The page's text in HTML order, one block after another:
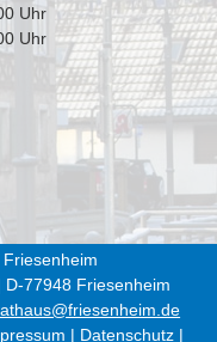
Uhr
Uhr
77948 Friesenheim
| Datenschutz|